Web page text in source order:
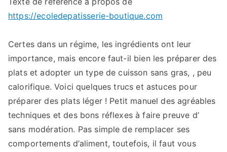
davantage
https://
boutique.com
https://ecoledepatisserie-boutique.com
Certes dans un régime, les ingrédients ont leur
importance, mais encore faut-il bien les préparer des
plats et adopter un type de cuisson sans gras, , peu
calorifique. Voici quelques trucs et astuces pour
préparer des plats léger ! Petit manuel des agréables
techniques et des bons réflexes à faire preuve d’
sans modération. Pas simple de remplacer ses
comportements d’aliment, toutefois, il faut vous